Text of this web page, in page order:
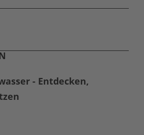
- Entdecken,